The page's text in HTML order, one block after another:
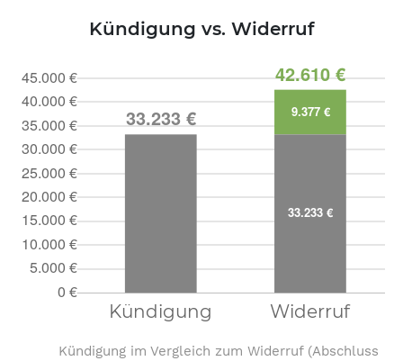
Kündigung vs. Widerruf
Kündigung im Vergleich zum Widerruf (Abschluss